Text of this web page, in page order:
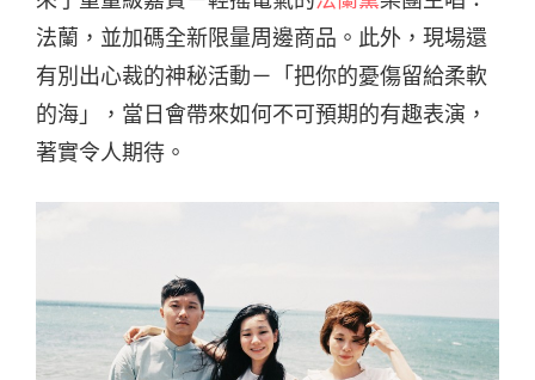
法蘭，並加碼全新限量周邊商品。此外，現場還
有別出心裁的神秘活動－「把你的憂傷留給柔軟
的海」，當日會帶來如何不可預期的有趣表演，
著實令人期待。